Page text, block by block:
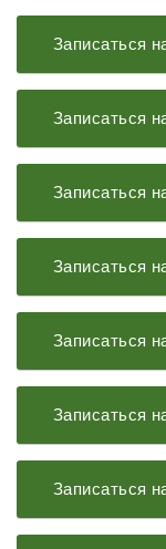
Записаться
Записаться
Записаться
Записаться
Записаться
Записаться
Записаться